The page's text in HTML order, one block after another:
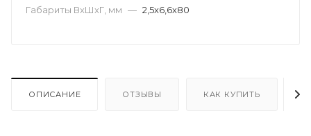
Габариты ВхШхГ, мм — 2,5х6,6х80
ОПИСАНИЕ ОТЗЫВЫ КАК КУПИТЬ